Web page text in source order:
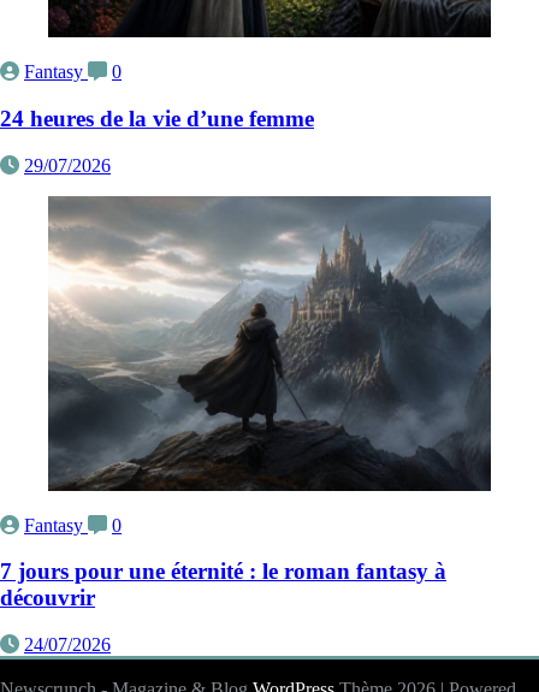
Fantasy 0
24 heures de la vie d’une femme
29/07/2026
Fantasy 0
7 jours pour une éternité : le roman fantasy à
découvrir
24/07/2026